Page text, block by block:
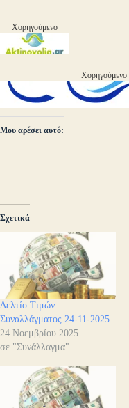
Χορηγούμενο
Χορηγούμενο
Μου αρέσει αυτό:
Σχετικά
Δελτίο Τιμών
Συναλλάγματος 24-11-2025
24 Νοεμβρίου 2025
σε "Συνάλλαγμα"